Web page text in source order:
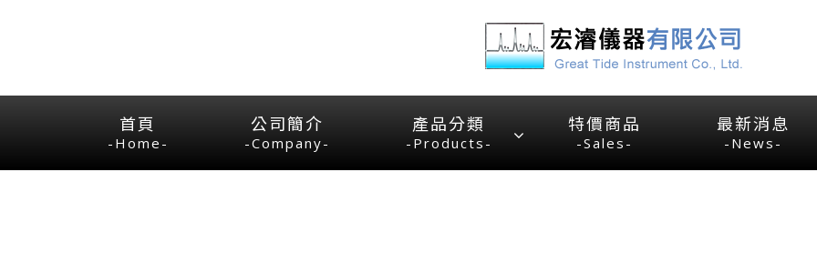
首頁
-Home-
公司簡介
-Company-
產品分類
-Products-
特價商品
-Sales-
最新消息
-News-